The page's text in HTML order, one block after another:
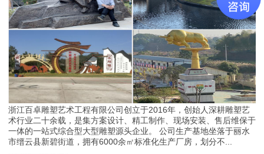
浙江百卓雕塑艺术工程有限公司创立于2016年，创始人深耕雕塑艺
术行业二十余载，是集方案设计、精工制作、现场安装、售后维保于
一体的一站式综合型大型雕塑源头企业。 公司生产基地坐落于丽水
市缙云县新碧街道，拥有6000余㎡标准化生产厂房，划分不...